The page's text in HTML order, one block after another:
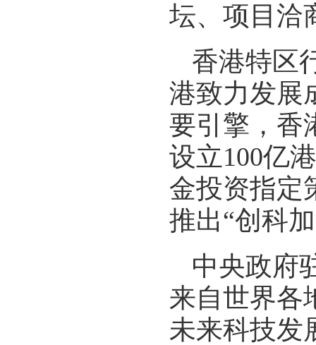
坛、项目洽
香港特区
港致力发展
要引擎，香
设立100亿
金投资指定
推出“创科
中央政府
来自世界各
未来科技发